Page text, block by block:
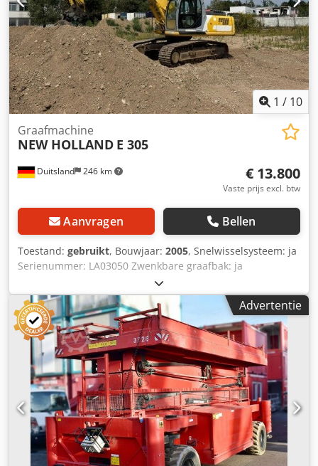
1 / 10
Duitsland 246 km
Graafmachine
NEW HOLLAND E 305
€ 13.800
Vaste prijs excl. btw
Aanvragen Bellen
Toestand: gebruikt, Bouwjaar: 2005, Snelwisselsysteem: ja
Serienummer: LA03050 Zwenkbare graafbak: ja
Dieselmotor: ja Staat van de kettingen: 60% Dsdpjzn Ainsfx
Agpskr Gewicht: 31600 kg Volledige leidingwerkinstallatie
Advertentie